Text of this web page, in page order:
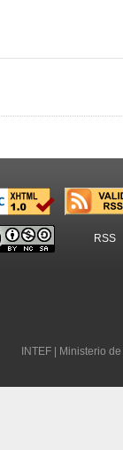
RSS
INTEF | Ministerio